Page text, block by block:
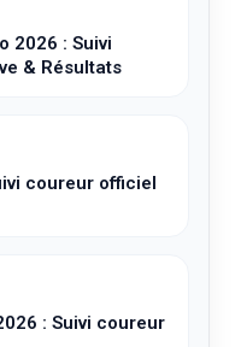
2026 : Suivi
& Résultats
coureur officiel
: Suivi coureur